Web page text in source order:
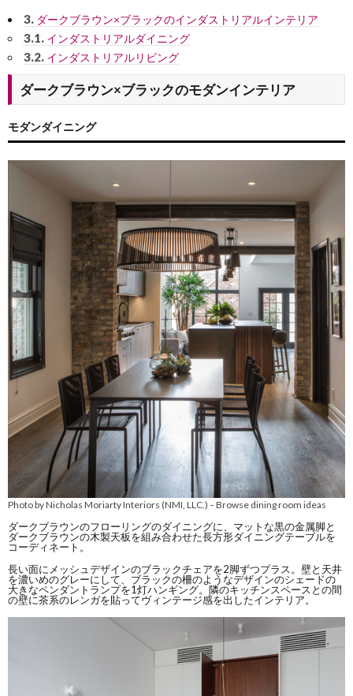
3. ダークブラウン×ブラックのインダストリアルインテリア
3.1. インダストリアルダイニング
3.2. インダストリアルリビング
ダークブラウン×ブラックのモダンインテリア
モダンダイニング
Photo by Nicholas Moriarty Interiors (NMI, LLC.) –Browse dining room ideas
ダークブラウンのフローリングのダイニングに、マットな黒の金属脚と
ダークブラウンの木製天板を組み合わせた長方形ダイニングテーブルを
コーディネート。
長い面にメッシュデザインのブラックチェアを2脚ずつプラス。壁と天井
を濃いめのグレーにして、ブラックの柵のようなデザインのシェードの
大きなペンダントランプを1灯ハンギング。隣のキッチンスペースとの間
の壁に茶系のレンガを貼ってヴィンテージ感を出したインテリア。